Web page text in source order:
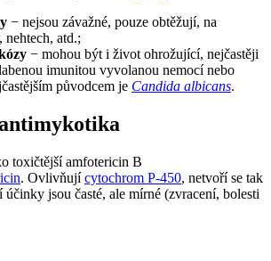
− nejsou závažné, pouze obtěžují, na
atd.;
− mohou být i život ohrožující, nejčastěji
imunitou vyvolanou nemocí nebo
původcem je Candida albicans.
toxičtější amfotericin B
. Ovlivňujícytochrom P-450, netvoří se tak
účinky jsou časté, ale mírné (zvracení, bolesti